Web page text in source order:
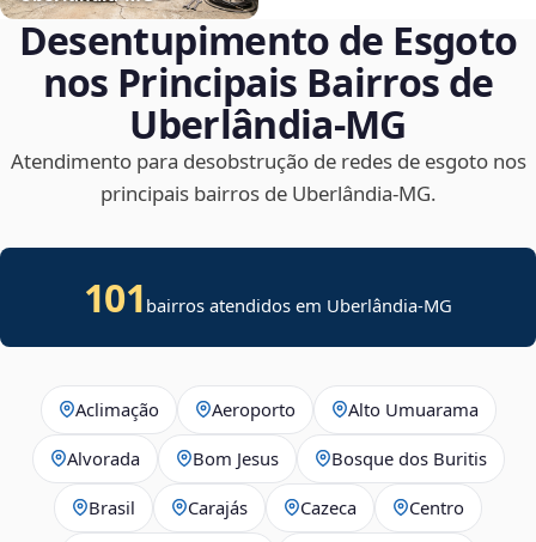
Desentupimento de Esgoto
nos Principais Bairros de
Uberlândia‑MG
Atendimento para desobstrução de redes de esgoto nos
principais bairros de Uberlândia‑MG.
101 bairros atendidos em Uberlândia-MG
Aclimação Aeroporto Alto Umuarama
Alvorada Bom Jesus Bosque dos Buritis
Brasil Carajás Cazeca Centro